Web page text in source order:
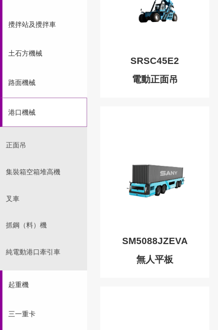
攪拌站及攪拌車
土石方機械
路面機械
港口機械
正面吊
集裝箱空箱堆高機
叉車
抓鋼（料）機
純電動港口牽引車
起重機
三一重卡
SRSC45E2
電動正面吊
SM5088JZEVA
無人平板